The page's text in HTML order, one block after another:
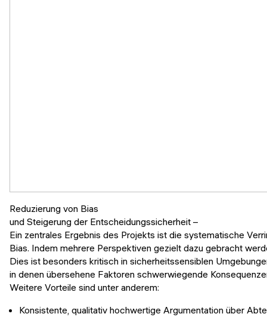
Reduzierung von Bias
und Steigerung der Entscheidungssicherheit –
Ein zentrales Ergebnis des Projekts ist die systematische
Bias. Indem mehrere Perspektiven gezielt dazu gebracht
Dies ist besonders kritisch in sicherheitssensiblen
in denen übersehene Faktoren schwerwiegende
Weitere Vorteile sind unter anderem:
Konsistente, qualitativ hochwertige Argumentation über